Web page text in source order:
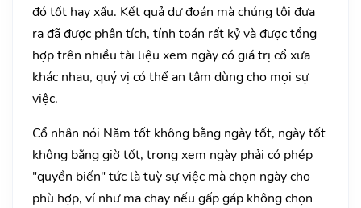
đó tốt hay xấu. Kết quả dự đoán mà chúng tôi đưa
ra đã được phân tích, tính toán rất kỷ và được tổng
hợp trên nhiều tài liệu xem ngày có giá trị cổ xưa
khác nhau, quý vị có thể an tâm dùng cho mọi sự
việc.
Cổ nhân nói Năm tốt không bằng ngày tốt, ngày tốt
không bằng giờ tốt, trong xem ngày phải có phép
"quyền biến" tức là tuỳ sự việc mà chọn ngày cho
phù hợp, ví như ma chay nếu gấp gáp không chọn